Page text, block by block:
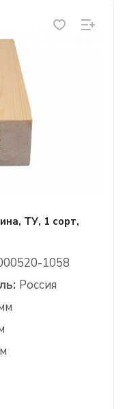
ТУ, 1 сорт,
1058
Россия